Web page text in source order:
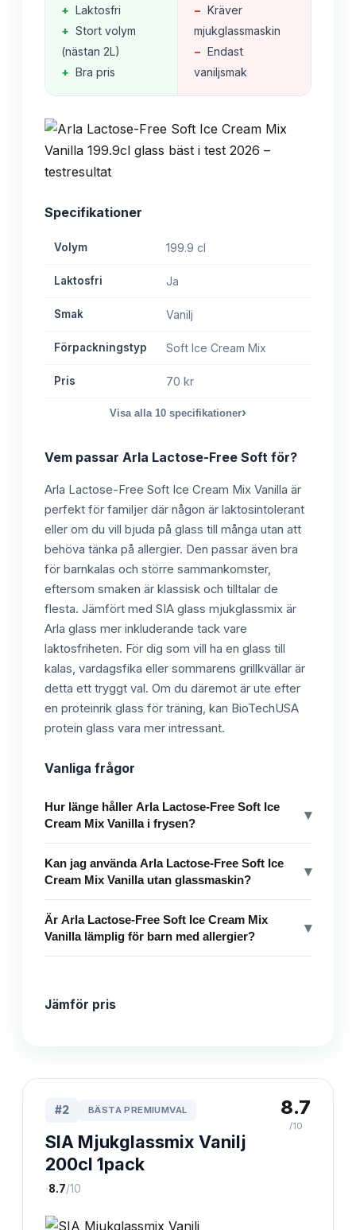
+ Laktosfri
+ Stort volym
(nästan 2L)
+ Bra pris
− Kräver
mjukglassmaskin
− Endast
vaniljsmak
Specifikationer
Volym 199.9 cl
Laktosfri Ja
Smak Vanilj
Förpackningstyp Soft Ice Cream Mix
Pris 70 kr
Visa alla 10 specifikationer›
Vem passar Arla Lactose-Free Soft för?
Arla Lactose-Free Soft Ice Cream Mix Vanilla är
perfekt för familjer där någon är laktosintolerant
eller om du vill bjuda på glass till många utan att
behöva tänka på allergier. Den passar även bra
för barnkalas och större sammankomster,
eftersom smaken är klassisk och tilltalar de
flesta. Jämfört med SIA glass mjukglassmix är
Arla glass mer inkluderande tack vare
laktosfriheten. För dig som vill ha en glass till
kalas, vardagsfika eller sommarens grillkvällar är
detta ett tryggt val. Om du däremot är ute efter
en proteinrik glass för träning, kan BioTechUSA
protein glass vara mer intressant.
Vanliga frågor
Hur länge håller Arla Lactose-Free Soft Ice
Cream Mix Vanilla i frysen?
▾
Kan jag använda Arla Lactose-Free Soft Ice
Cream Mix Vanilla utan glassmaskin?
▾
Är Arla Lactose-Free Soft Ice Cream Mix
Vanilla lämplig för barn med allergier?
▾
Jämför pris
#2 BÄSTA PREMIUMVAL
SIA Mjukglassmix Vanilj
200cl 1pack
·8.7/10
8.7
/10